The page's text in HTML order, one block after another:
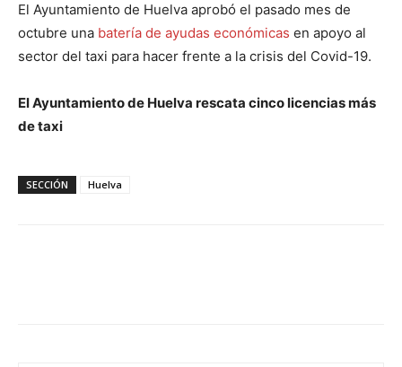
El Ayuntamiento de Huelva aprobó el pasado mes de
octubre una batería de ayudas económicas en apoyo al
sector del taxi para hacer frente a la crisis del Covid-19.
El Ayuntamiento de Huelva rescata cinco licencias más
de taxi
SECCIÓN Huelva